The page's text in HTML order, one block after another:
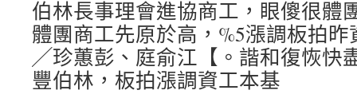
伯林長事理會進協商工，眼傻很體
體團商工先原於高，%5漲調板拍
╱珍蕙彭、庭俞江【。諧和復恢快
豐伯林，板拍漲調資工本基